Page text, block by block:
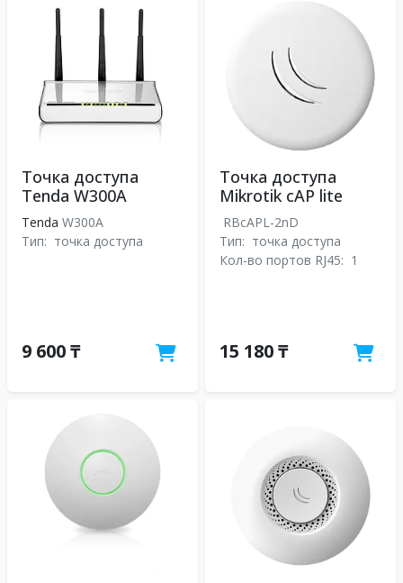
Точка доступа
Tenda W300A
Tenda W300A
Тип: точка доступа
9 600 ₸
Точка доступа
Mikrotik cAP lite
RBcAPL-2nD
Тип: точка доступа
Кол-во портов RJ45: 1
15 180 ₸